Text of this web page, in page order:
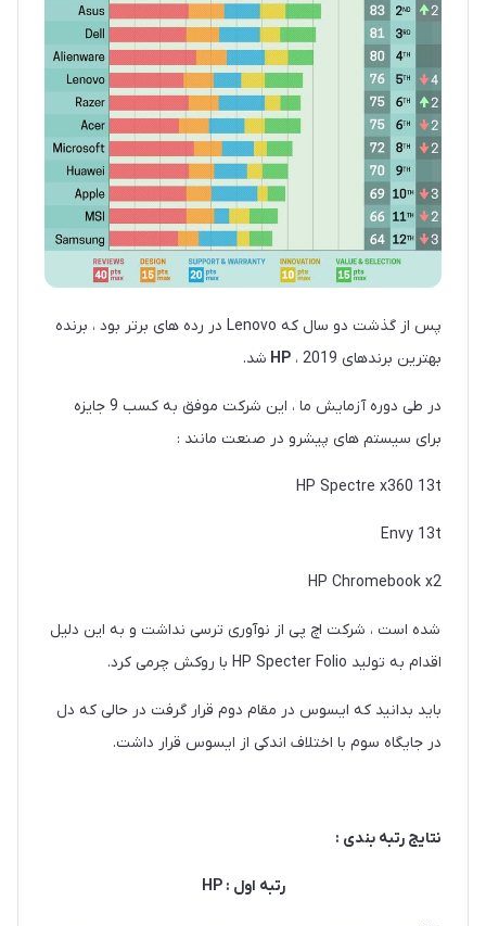
پس از گذشت دو سال که Lenovo در رده های برتر بود ، برنده
بهترین برندهای 2019 ،
HP شد.
در طی دوره آزمایش ما ، این شرکت موفق به کسب 9 جایزه
برای سیستم های پیشرو در صنعت مانند :
HP Spectre x360 13t
Envy 13t
HP Chromebook x2
شده است ، شرکت اچ پی از نوآوری ترسی نداشت و به این دلیل
اقدام به تولید HP Specter Folio با روکش چرمی کرد.
باید بدانید که ایسوس در مقام دوم قرار گرفت در حالی که دل
در جایگاه سوم با اختلاف اندکی از ایسوس قرار داشت.
نتایج رتبه بندی :
رتبه اول : HP